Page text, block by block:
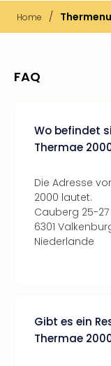
Home /
FAQ
Wo befindet
Thermae
Die Adresse
2000 lautet:
Cauberg 25-27
6301
Niederlande
Gibt es ein
Thermae